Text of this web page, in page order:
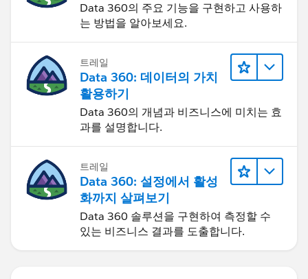
Data 360의 주요 기능을 구현하고 사용하
는 방법을 알아보세요.
트레일
Data 360: 데이터의 가치
활용하기
Data 360의 개념과 비즈니스에 미치는 효
과를 설명합니다.
트레일
Data 360: 설정에서 활성
화까지 살펴보기
Data 360 솔루션을 구현하여 측정할 수
있는 비즈니스 결과를 도출합니다.